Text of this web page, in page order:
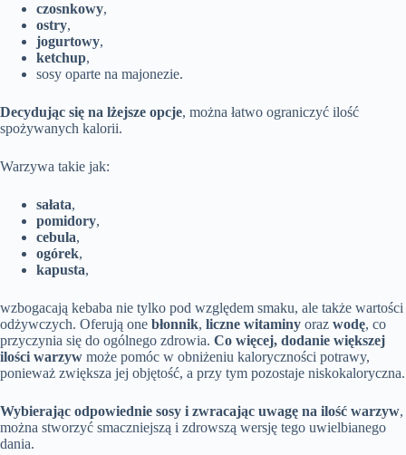
czosnkowy,
ostry,
jogurtowy,
ketchup,
sosy oparte na majonezie.
Decydując się na lżejsze opcje, można łatwo ograniczyć ilość
spożywanych kalorii.
Warzywa takie jak:
sałata,
pomidory,
cebula,
ogórek,
kapusta,
wzbogacają kebaba nie tylko pod względem smaku, ale także wartości
odżywczych. Oferują one błonnik, liczne witaminy oraz wodę, co
przyczynia się do ogólnego zdrowia. Co więcej, dodanie większej
ilości warzyw może pomóc w obniżeniu kaloryczności potrawy,
ponieważ zwiększa jej objętość, a przy tym pozostaje niskokaloryczna.
Wybierając odpowiednie sosy i zwracając uwagę na ilość warzyw,
można stworzyć smaczniejszą i zdrowszą wersję tego uwielbianego
dania.